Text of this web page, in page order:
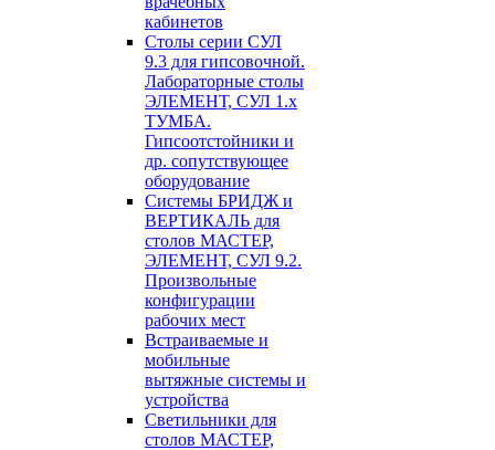
кабинетов
Столы серии СУЛ
9.3 для гипсовочной.
Лабораторные столы
ЭЛЕМЕНТ, СУЛ 1.х
ТУМБА.
Гипсоотстойники и
др. сопутствующее
оборудование
Системы БРИДЖ и
ВЕРТИКАЛЬ для
столов МАСТЕР,
ЭЛЕМЕНТ, СУЛ 9.2.
Произвольные
конфигурации
рабочих мест
Встраиваемые и
мобильные
вытяжные системы и
устройства
Светильники для
столов МАСТЕР,